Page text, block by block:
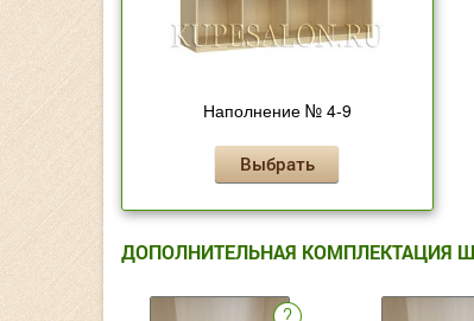
Наполнение № 4-9
Выбрать
ДОПОЛНИТЕЛЬНАЯ КОМПЛЕКТАЦИЯ